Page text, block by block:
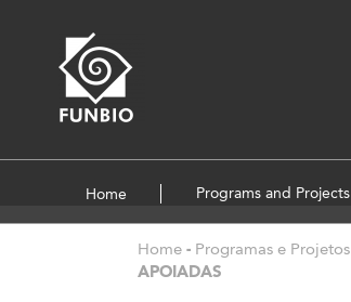
Home Programs and Projects
Home - Programas e Projetos
APOIADAS